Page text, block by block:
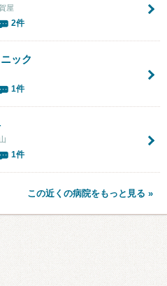
屋
2件
ック
1件
1件
この近くの病院をもっと見る »